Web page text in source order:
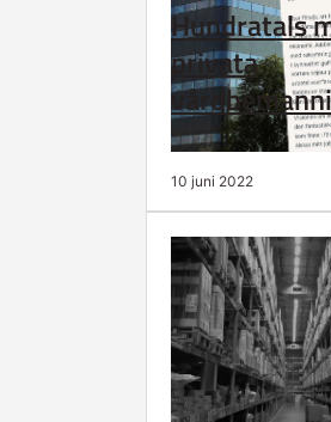
Hundratals
privata
10 juni 2022